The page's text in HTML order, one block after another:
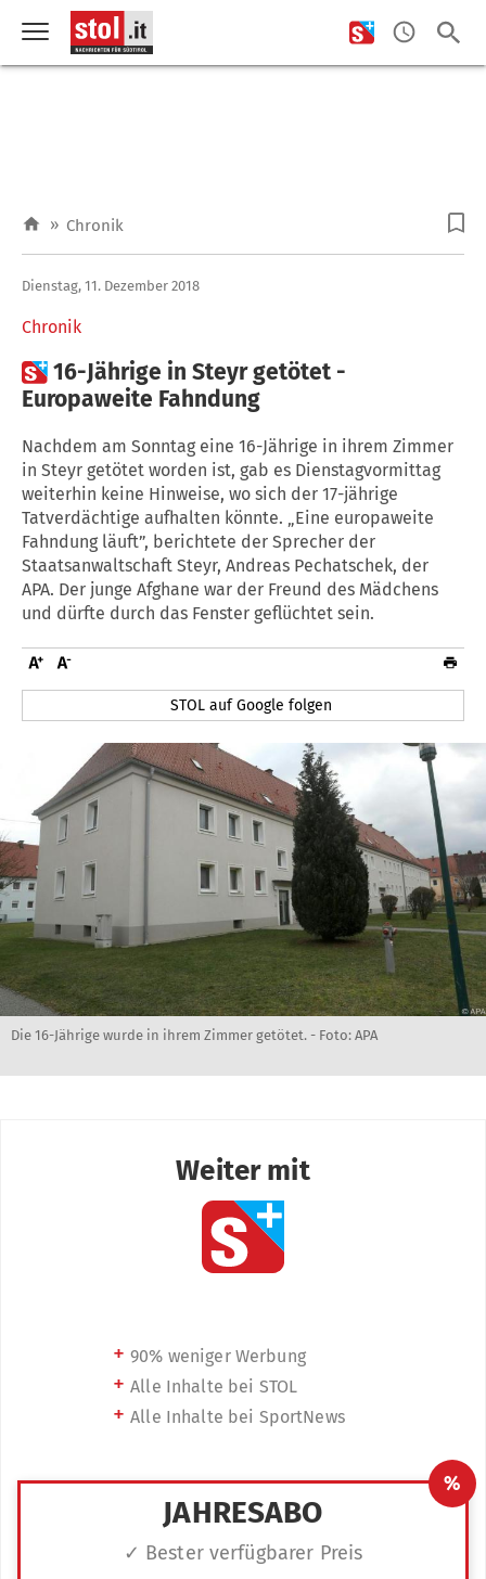
» Chronik
Chronik
Dienstag, 11. Dezember 2018
16-Jährige in Steyr getötet -
Europaweite Fahndung
Nachdem am Sonntag eine 16-Jährige in ihrem Zimmer
in Steyr getötet worden ist, gab es Dienstagvormittag
weiterhin keine Hinweise, wo sich der 17-jährige
Tatverdächtige aufhalten könnte. „Eine europaweite
Fahndung läuft”, berichtete der Sprecher der
Staatsanwaltschaft Steyr, Andreas Pechatschek, der
APA. Der junge Afghane war der Freund des Mädchens
und dürfte durch das Fenster geflüchtet sein.
STOL auf Google folgen
Die 16-Jährige wurde in ihrem Zimmer getötet. - Foto: APA